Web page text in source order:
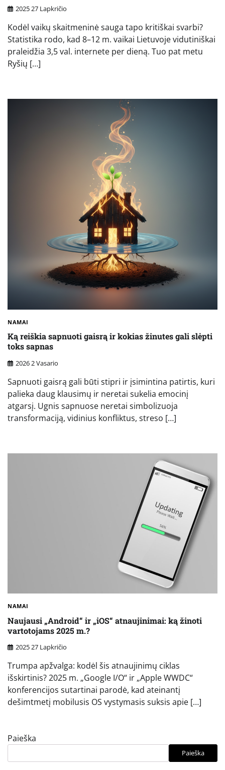
2025 27 Lapkričio
Kodėl vaikų skaitmeninė sauga tapo kritiškai svarbi?
Statistika rodo, kad 8–12 m. vaikai Lietuvoje vidutiniškai
praleidžia 3,5 val. internete per dieną. Tuo pat metu
Ryšių […]
NAMAI
Ką reiškia sapnuoti gaisrą ir kokias žinutes gali slėpti
toks sapnas
2026 2 Vasario
Sapnuoti gaisrą gali būti stipri ir įsimintina patirtis, kuri
palieka daug klausimų ir neretai sukelia emocinį
atgarsį. Ugnis sapnuose neretai simbolizuoja
transformaciją, vidinius konfliktus, streso […]
NAMAI
Naujausi „Android“ ir „iOS“ atnaujinimai: ką žinoti
vartotojams 2025 m.?
2025 27 Lapkričio
Trumpa apžvalga: kodėl šis atnaujinimų ciklas
išskirtinis? 2025 m. „Google I/O“ ir „Apple WWDC“
konferencijos sutartinai parodė, kad ateinantį
dešimtmetį mobilusis OS vystymasis suksis apie […]
Paieška
Paieška